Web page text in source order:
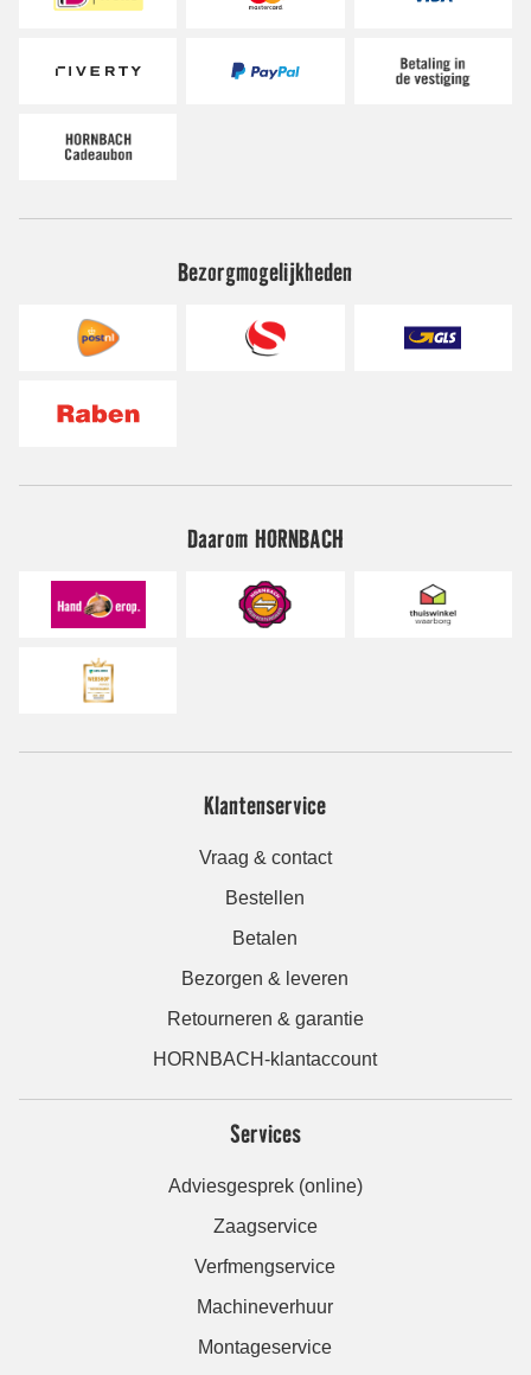
Bezorgmogelijkheden
Daarom HORNBACH
Klantenservice
Vraag & contact
Bestellen
Betalen
Bezorgen & leveren
Retourneren & garantie
HORNBACH-klantaccount
Services
Adviesgesprek (online)
Zaagservice
Verfmengservice
Machineverhuur
Montageservice